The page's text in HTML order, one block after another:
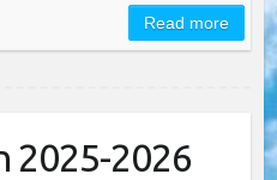
Read more
2025-2026